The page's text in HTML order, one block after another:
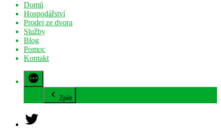
Domů
Hospodářství
Prodej ze dvora
Služby
Blog
Pomoc
Kontakt
Zpět
Twitter